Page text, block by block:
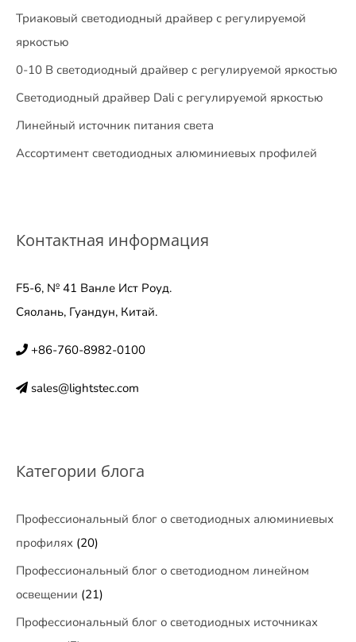
Триаковый светодиодный драйвер с регулируемой
яркостью
0-10 В светодиодный драйвер с регулируемой яркостью
Светодиодный драйвер Dali с регулируемой яркостью
Линейный источник питания света
Ассортимент светодиодных алюминиевых профилей
Контактная информация
F5-6, № 41 Ванле Ист Роуд.
Сяолань, Гуандун, Китай.
+86-760-8982-0100
sales@lightstec.com
Категории блога
Профессиональный блог о светодиодных алюминиевых
профилях (20)
Профессиональный блог о светодиодном линейном
освещении (21)
Профессиональный блог о светодиодных источниках